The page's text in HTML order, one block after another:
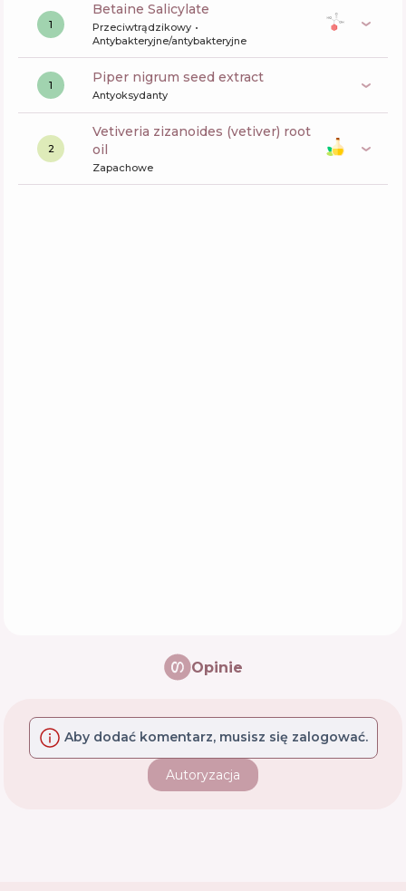
1
Betaine Salicylate
Przeciwtrądzikowy
Antybakteryjne/antybakteryjne
1 piper nigrum seed extract
Antyoksydanty
2
vetiveria zizanoides (vetiver) root
oil
Zapachowe
Opinie
Aby dodać komentarz, musisz się zalogować.
Autoryzacja